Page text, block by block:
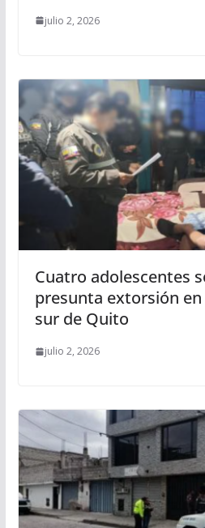
julio 2, 2026
Cuatro adolescentes
presunta extorsión
sur de Quito
julio 2, 2026